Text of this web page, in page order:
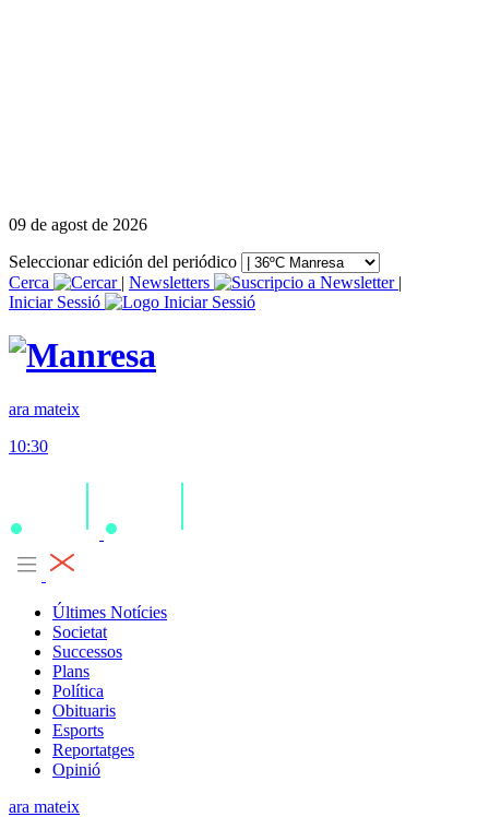
09 de agost de 2026
Seleccionar edición del periódico
Cerca
| Newsletters
|
Iniciar Sessió
ara mateix
10:30
Últimes Notícies
Societat
Successos
Plans
Política
Obituaris
Esports
Reportatges
Opinió
ara mateix